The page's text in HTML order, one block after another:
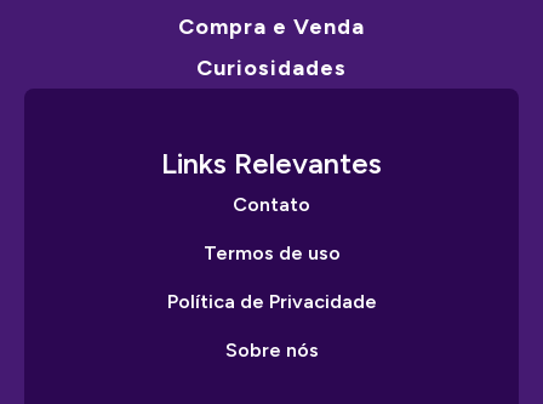
Compra e Venda
Curiosidades
Links Relevantes
Contato
Termos de uso
Política de Privacidade
Sobre nós